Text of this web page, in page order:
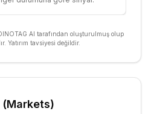
AI tarafından oluşturulmuş olup
Yatırım tavsiyesi değildir.
(Markets)